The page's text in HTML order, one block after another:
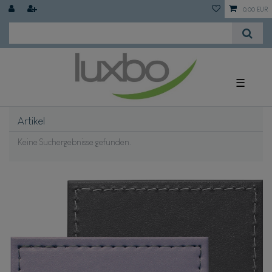
0,00 EUR
☰
Artikel
Keine Suchergebnisse gefunden.